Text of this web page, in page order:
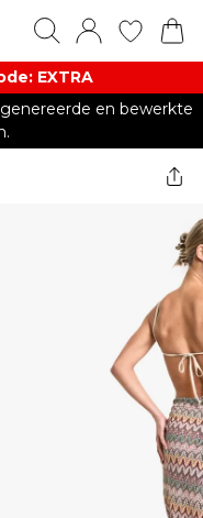
EXTRA​
en bewerkte